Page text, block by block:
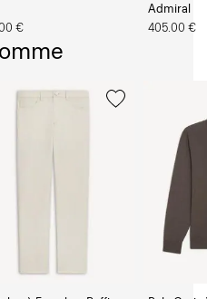
€
Admiral
405.00 €